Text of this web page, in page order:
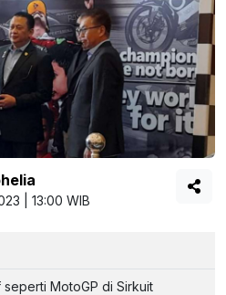
| 13:00 WIB
MotoGP di Sirkuit